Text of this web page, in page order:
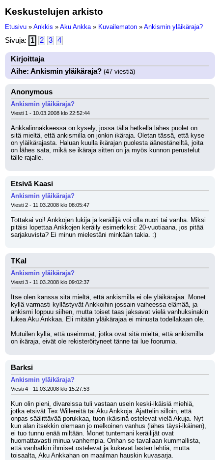
Keskustelujen arkisto
Etusivu » Ankkis » Aku Ankka » Kuvailematon » Ankismin yläikäraja?
Sivuja: 1 2 3 4
Kirjoittaja
Aihe: Ankismin yläikäraja? (47 viestiä)
Anonymous
Ankismin yläikäraja?
Viesti 1 - 10.03.2008 klo 22:52:44
Ankkalinnakkeessa on kysely, jossa tällä hetkellä lähes puolet on
sitä mieltä, että ankismilla on jonkin ikäraja. Oletan tässä, että kyse
on yläikärajasta. Haluan kuulla ikärajan puolesta äänestäneiltä, joita
on lähes sata, mikä se ikäraja sitten on ja myös kunnon perustelut
tälle rajalle.
Etsivä Kaasi
Ankismin yläikäraja?
Viesti 2 - 11.03.2008 klo 08:05:47
Tottakai voi! Ankkojen lukija ja keräilijä voi olla nuori tai vanha. Miksi
pitäisi lopettaa Ankkojen keräily esimerkiksi: 20-vuotiaana, jos pitää
sarjakuvista? Ei minun mielestäni minkään takia. :)
TKal
Ankismin yläikäraja?
Viesti 3 - 11.03.2008 klo 09:02:37
Itse olen kanssa sitä mieltä, että ankismilla ei ole yläikärajaa. Monet
kyllä varmasti kyllästyvät Ankkoihin jossain vaiheessa elämää, ja
ankismi loppuu siihen, mutta toiset taas jaksavat vielä vanhuksinakin
lukea Aku Ankkaa. Eli mitään yläikärajaa ei minusta todellakaan ole.
Mutuilen kyllä, että useimmat, jotka ovat sitä mieltä, että ankismilla
on ikäraja, eivät ole rekisteröityneet tänne tai lue foorumia.
Barksi
Ankismin yläikäraja?
Viesti 4 - 11.03.2008 klo 15:27:53
Kun olin pieni, divareissa tuli vastaan usein keski-ikäisiä miehiä,
jotka etsivät Tex Willereitä tai Aku Ankkoja. Ajattelin silloin, että
onpas säälittävää porukkaa, tuon ikäisinä ostelevat vielä Akuja. Nyt
kun alan itsekkin olemaan jo melkoinen vanhus (lähes täysi-ikäinen),
ei tuo tunnu enää miltään. Monet tuntemani keräilijät ovat
huomattavasti minua vanhempia. Onhan se tavallaan kummallista,
että vanhatkin ihmiset ostelevat ja kukevat lasten lehtiä, mutta
toisaalta, Aku Ankkahan on maailman hauskin kuvasarja.